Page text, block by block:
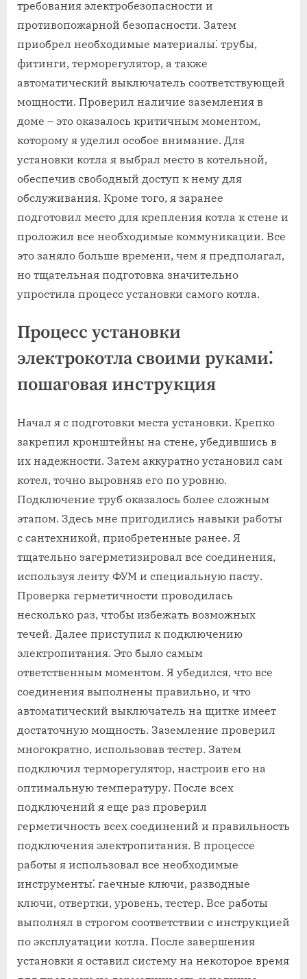
требования электробезопасности и
противопожарной безопасности. Затем
приобрел необходимые материалы⁚ трубы,
фитинги, терморегулятор, а также
автоматический выключатель соответствующей
мощности. Проверил наличие заземления в
доме – это оказалось критичным моментом,
которому я уделил особое внимание. Для
установки котла я выбрал место в котельной,
обеспечив свободный доступ к нему для
обслуживания. Кроме того, я заранее
подготовил место для крепления котла к стене и
проложил все необходимые коммуникации. Все
это заняло больше времени, чем я предполагал,
но тщательная подготовка значительно
упростила процесс установки самого котла.
Процесс установки
электрокотла своими руками⁚
пошаговая инструкция
Начал я с подготовки места установки. Крепко
закрепил кронштейны на стене, убедившись в
их надежности. Затем аккуратно установил сам
котел, точно выровняв его по уровню.
Подключение труб оказалось более сложным
этапом. Здесь мне пригодились навыки работы
с сантехникой, приобретенные ранее. Я
тщательно загерметизировал все соединения,
используя ленту ФУМ и специальную пасту.
Проверка герметичности проводилась
несколько раз, чтобы избежать возможных
течей. Далее приступил к подключению
электропитания. Это было самым
ответственным моментом. Я убедился, что все
соединения выполнены правильно, и что
автоматический выключатель на щитке имеет
достаточную мощность. Заземление проверил
многократно, использовав тестер. Затем
подключил терморегулятор, настроив его на
оптимальную температуру. После всех
подключений я еще раз проверил
герметичность всех соединений и правильность
подключения электропитания. В процессе
работы я использовал все необходимые
инструменты⁚ гаечные ключи, разводные
ключи, отвертки, уровень, тестер. Все работы
выполнял в строгом соответствии с инструкцией
по эксплуатации котла. После завершения
установки я оставил систему на некоторое время